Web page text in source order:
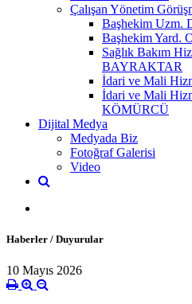
Çalışan Yönetim
Başhekim Uzm.
Başhekim Yard.
Sağlık Bakım
BAYRAKTAR
İdari ve Mali
İdari ve Mali
KÖMÜRCÜ
Dijital Medya
Medyada Biz
Fotoğraf Galerisi
Video
Haberler / Duyurular
10 Mayıs 2026